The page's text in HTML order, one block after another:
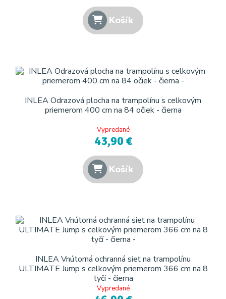
Košík
INLEA Odrazová plocha na trampolínu s celkovým
priemerom 400 cm na 84 očiek - čierna
Vypredané
43,90 €
Košík
INLEA Vnútorná ochranná sieť na trampolínu
ULTIMATE Jump s celkovým priemerom 366 cm na 8
tyčí - čierna
Vypredané